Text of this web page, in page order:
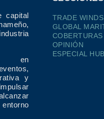
capital
en
y
TRADE WINDS
GLOBAL
OPINIÓN
ESPECIAL HUB